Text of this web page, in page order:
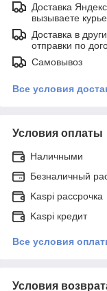
Доставка
вызываете
Доставка в
отправки по
Самовывоз
Все условия
Условия оплаты
Наличными
Безналичный
Kaspi рассрочка
Kaspi кредит
Все условия
Условия